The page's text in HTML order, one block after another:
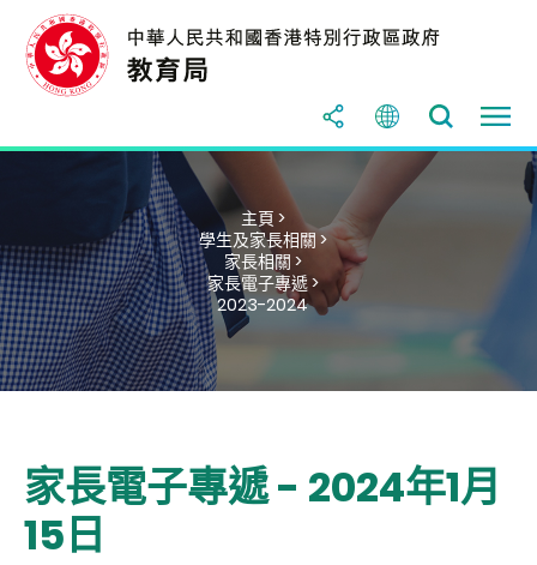
主頁 >
學生及家長相關 >
家長相關 >
家長電子專遞 >
2023-2024
家長電子專遞 - 2024年1月
15日